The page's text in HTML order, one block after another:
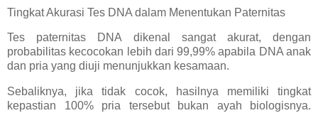
Tingkat Akurasi Tes DNA dalam Menentukan Paternitas
Tes paternitas DNA dikenal sangat akurat, dengan
probabilitas kecocokan lebih dari 99,99% apabila DNA anak
dan pria yang diuji menunjukkan kesamaan.
Sebaliknya, jika tidak cocok, hasilnya memiliki tingkat
kepastian 100% pria tersebut bukan ayah biologisnya.